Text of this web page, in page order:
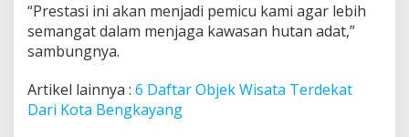
“Prestasi ini akan menjadi pemicu kami agar lebih
semangat dalam menjaga kawasan hutan adat,”
sambungnya.
Artikel lainnya : 6 Daftar Objek Wisata Terdekat
Dari Kota Bengkayang